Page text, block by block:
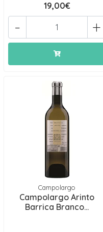
19,00€
+
-
Campolargo
Campolargo Arinto
Barrica Branco...